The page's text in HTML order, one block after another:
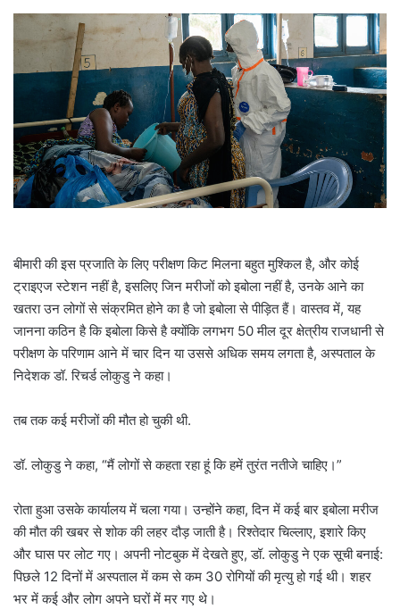
a
n
e
a
i
l
बीमारी की इस प्रजाति के लिए परीक्षण किट मिलना बहुत मुश्किल है, और कोई
ट्राइएज स्टेशन नहीं है, इसलिए जिन मरीजों को इबोला नहीं है, उनके आने का
खतरा उन लोगों से संक्रमित होने का है जो इबोला से पीड़ित हैं। वास्तव में, यह
जानना कठिन है कि इबोला किसे है क्योंकि लगभग 50 मील दूर क्षेत्रीय राजधानी से
परीक्षण के परिणाम आने में चार दिन या उससे अधिक समय लगता है, अस्पताल के
निदेशक डॉ. रिचर्ड लोकुडु ने कहा।
तब तक कई मरीजों की मौत हो चुकी थी.
डॉ. लोकुडु ने कहा, “मैं लोगों से कहता रहा हूं कि हमें तुरंत नतीजे चाहिए।”
रोता हुआ उसके कार्यालय में चला गया। उन्होंने कहा, दिन में कई बार इबोला मरीज
की मौत की खबर से शोक की लहर दौड़ जाती है। रिश्तेदार चिल्लाए, इशारे किए
और घास पर लोट गए। अपनी नोटबुक में देखते हुए, डॉ. लोकुडु ने एक सूची बनाई:
पिछले 12 दिनों में अस्पताल में कम से कम 30 रोगियों की मृत्यु हो गई थी। शहर
भर में कई और लोग अपने घरों में मर गए थे।